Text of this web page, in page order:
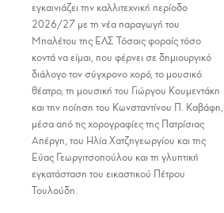
εγκαινιάζει την καλλιτεχνική περίοδο
2026/27 με τη νέα παραγωγή του
Μπαλέτου της ΕΛΣ Τόσαις φοραίς τόσο
κοντά να είμαι, που φέρνει σε δημιουργικό
διάλογο τον σύγχρονο χορό, το μουσικό
θέατρο, τη μουσική του Γιώργου Κουμεντάκη
και την ποίηση του Κωνσταντίνου Π. Καβάφη,
μέσα από τις χορογραφίες της Πατρίσιας
Απέργη, του Ηλία Χατζηγεωργίου και της
Εύας Γεωργιτσοπούλου και τη γλυπτική
εγκατάσταση του εικαστικού Πέτρου
Τουλούδη.